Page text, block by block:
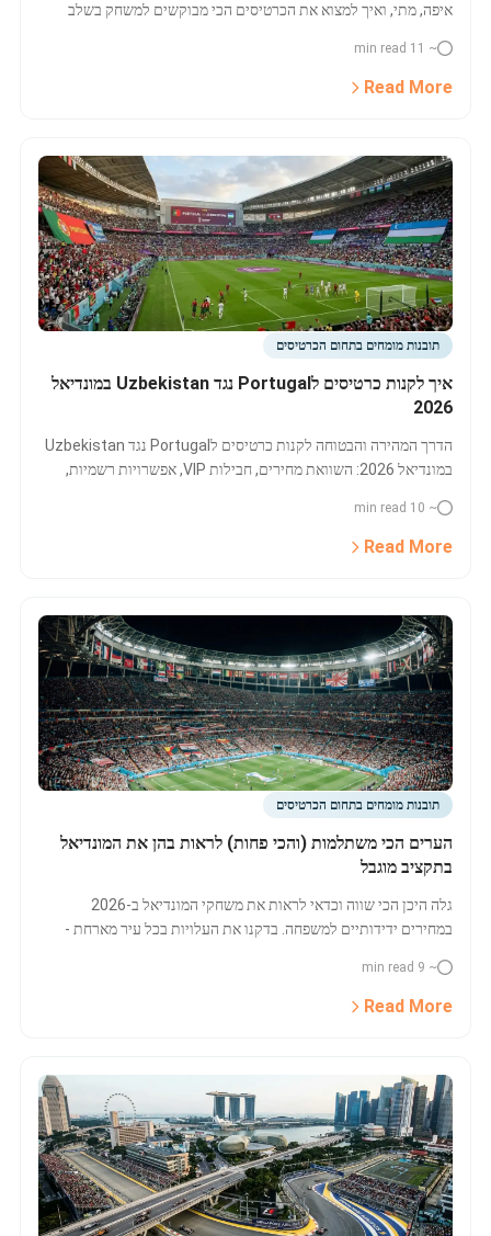
איפה, מתי, ואיך למצוא את הכרטיסים הכי מבוקשים למשחק בשלב
והשוואת מחירים בזמן אמת.
~ 11 min read
Read More
תובנות מומחים בתחום הכרטיסים
איך לקנות כרטיסים לPortugal נגד Uzbekistan במונדיאל
2026
הדרך המהירה והבטוחה לקנות כרטיסים לPortugal נגד Uzbekistan
במונדיאל 2026: השוואת מחירים, חבילות VIP, אפשרויות רשמיות,
~ 10 min read
Read More
תובנות מומחים בתחום הכרטיסים
הערים הכי משתלמות (והכי פחות) לראות בהן את המונדיאל
בתקציב מוגבל
גלה היכן הכי שווה וכדאי לראות את משחקי המונדיאל ב-2026
במחירים ידידותיים למשפחה. בדקנו את העלויות בכל עיר מארחת -
נשכחת בתקציב הגיוני.
~ 9 min read
Read More